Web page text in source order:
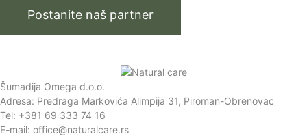
Postanite naš partner
Šumadija Omega d.o.o.
Adresa: Predraga Markovića Alimpija 31, Piroman-Obrenovac
Tel: +381 69 333 74 16
E-mail: office@naturalcare.rs